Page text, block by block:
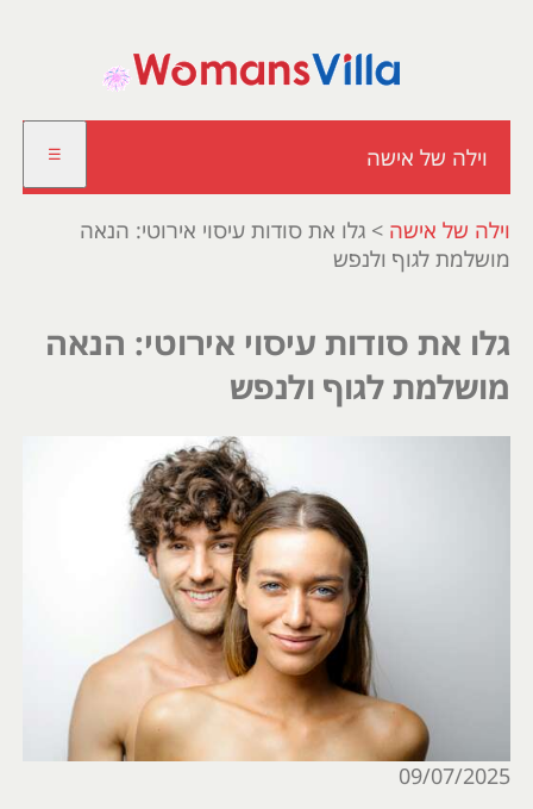
וילה של אישה ☰
וילה של אישה > גלו את סודות עיסוי אירוטי: הנאה
מושלמת לגוף ולנפש
גלו את סודות עיסוי אירוטי: הנאה
מושלמת לגוף ולנפש
09/07/2025